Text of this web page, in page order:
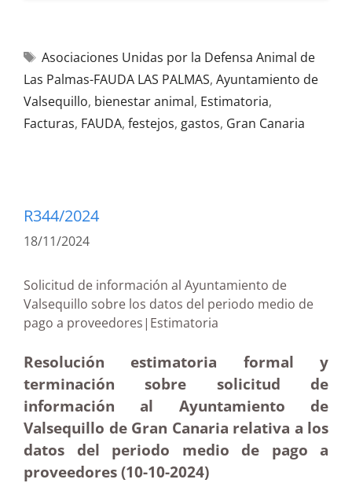
Asociaciones Unidas por la Defensa Animal de
Las Palmas-FAUDA LAS PALMAS, Ayuntamiento de
Valsequillo, bienestar animal, Estimatoria,
Facturas, FAUDA, festejos, gastos, Gran Canaria
R344/2024
18/11/2024
Solicitud de información al Ayuntamiento de
Valsequillo sobre los datos del periodo medio de
pago a proveedores|Estimatoria
Resolución estimatoria formal y
terminación sobre solicitud de
información al Ayuntamiento de
Valsequillo de Gran Canaria relativa a los
datos del periodo medio de pago a
proveedores (10-10-2024)